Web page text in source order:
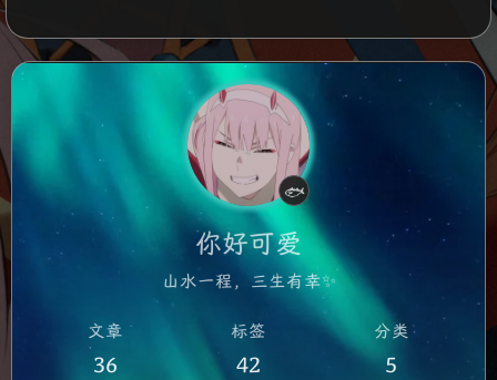
🐟认真摸鱼中
你好可爱
山水一程，三生有幸✨
文章
36
标签
42
分类
5